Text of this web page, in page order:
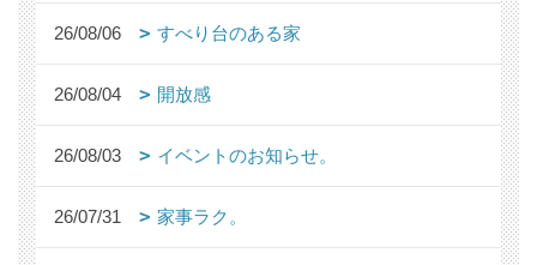
26/08/06 すべり台のある家
26/08/04 開放感
26/08/03 イベントのお知らせ。
26/07/31 家事ラク。